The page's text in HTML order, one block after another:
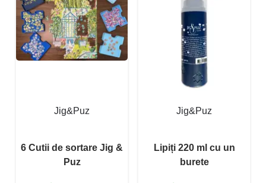
Jig&Puz
6 Cutii de sortare Jig &
Puz
Jig&Puz
Lipiți 220 ml cu un
burete